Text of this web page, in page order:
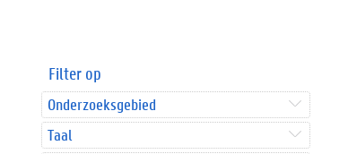
Filter op
Onderzoeksgebied
Taal